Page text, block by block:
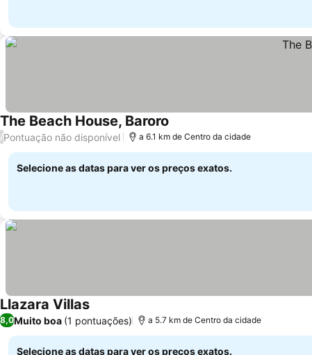
The Beach House, Baroro
/Pontuação não disponível a 6.1 km de Centro da cidade
Selecione as datas para ver os preços exatos.
Llazara Villas
8,0Muito boa (1 pontuações) a 5.7 km de Centro da cidade
Selecione as datas para ver os preços exatos.